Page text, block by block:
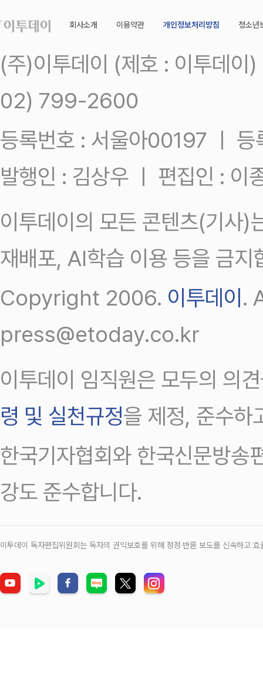
회사소개 이용약관 개인정보처리방침 청소년
(주)이투데이 (제호 : 이투데
02) 799-2600
등록번호 : 서울아00197 ㅣ
발행인 : 김상우 ㅣ 편집인 : 이
이투데이의 모든 콘텐츠(기사)
재배포, AI학습 이용 등을 금지
Copyright 2006. 이투데이.
press@etoday.co.kr
이투데이 임직원은 모두의 의
령 및 실천규정을 제정, 준수하
한국기자협회와 한국신문방송
강도 준수합니다.
이투데이 독자편집위원회는 독자의 권익보호를 위해 정정‧반론 보도를 신속하고